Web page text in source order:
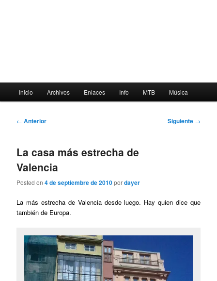
principal
Inicio Archivos Enlaces Info MTB Música
Navegación
← Anterior Siguiente →
La casa más estrecha de
Valencia
Posted on4 de septiembre de 2010pordayer
La más estrecha de Valencia desde luego. Hay quien dice que
también de Europa.